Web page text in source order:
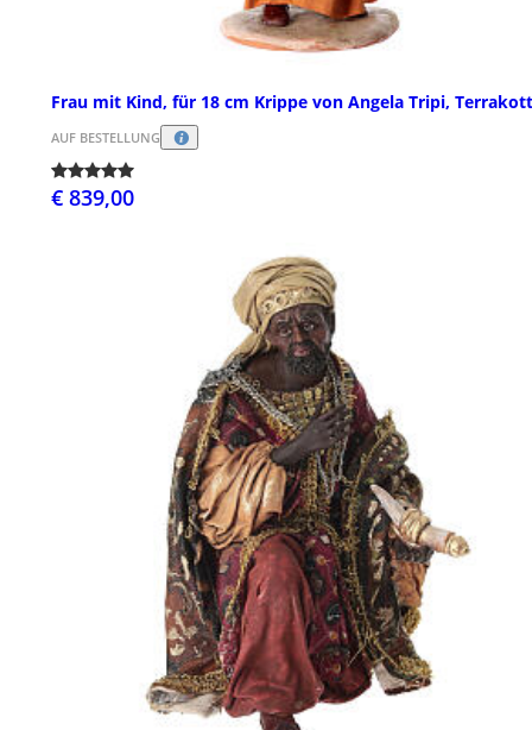
Frau mit Kind, für 18 cm Krippe von Angela Tripi,
AUF BESTELLUNG
€ 839,00